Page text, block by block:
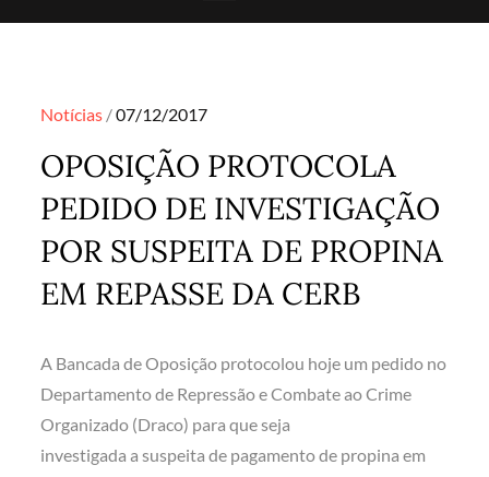
Notícias Posted
07/12/2017
OPOSIÇÃO PROTOCOLA
PEDIDO DE INVESTIGAÇÃO
POR SUSPEITA DE PROPINA
EM REPASSE DA CERB
A Bancada de Oposição protocolou hoje um pedido no
Departamento de Repressão e Combate ao Crime
Organizado (Draco) para que seja
investigada a suspeita de pagamento de propina em